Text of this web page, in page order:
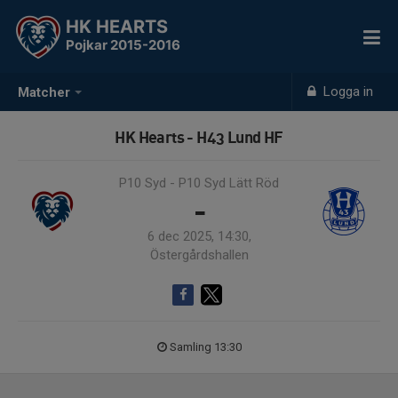
Matcher Logga in
HK HEARTS
Pojkar 2015-2016
HK Hearts - H43 Lund HF
P10 Syd - P10 Syd Lätt Röd
-
6 dec 2025, 14:30,
Östergårdshallen
Samling 13:30